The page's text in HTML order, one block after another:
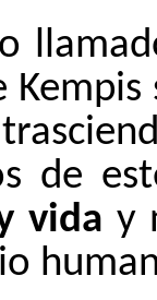
de
vida y